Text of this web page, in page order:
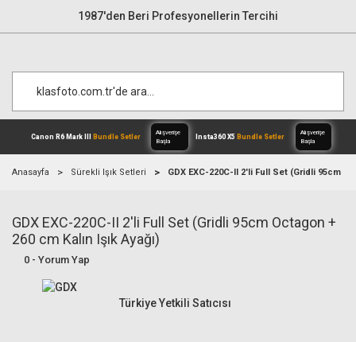
1987'den Beri Profesyonellerin Tercihi
Canon R6 Mark IIIBundle Setler
Alışverişe
Anasayfa Sürekli Işık Setleri GDX EXC-220C-II 2'li Full Set (Gridli 95cm
GDX EXC-220C-II 2'li Full Set (Gridli 95cm Octagon +
260 cm Kalın Işık Ayağı)
0 - Yorum Yap
Türkiye Yetkili Satıcısı